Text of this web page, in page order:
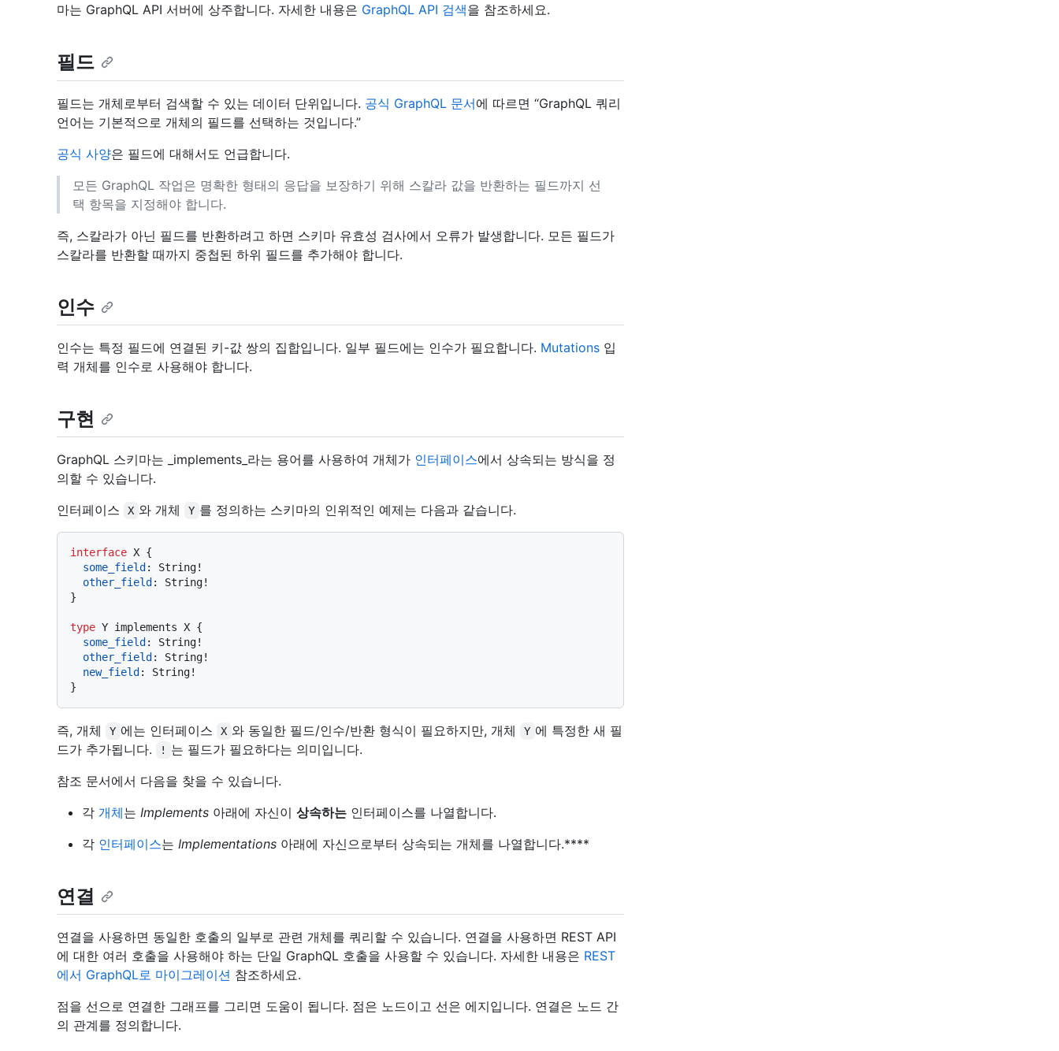
마는 GraphQL API 서버에 상주합니다. 자세한 내용은 GraphQL API 검색을 참조하세요.
필드
필드는 개체로부터 검색할 수 있는 데이터 단위입니다. 공식 GraphQL 문서에 따르면 “GraphQL 쿼리
언어는 기본적으로 개체의 필드를 선택하는 것입니다.”
공식 사양은 필드에 대해서도 언급합니다.
모든 GraphQL 작업은 명확한 형태의 응답을 보장하기 위해 스칼라 값을 반환하는 필드까지 선
택 항목을 지정해야 합니다.
즉, 스칼라가 아닌 필드를 반환하려고 하면 스키마 유효성 검사에서 오류가 발생합니다. 모든 필드가
스칼라를 반환할 때까지 중첩된 하위 필드를 추가해야 합니다.
인수
인수는 특정 필드에 연결된 키-값 쌍의 집합입니다. 일부 필드에는 인수가 필요합니다. Mutations 입
력 개체를 인수로 사용해야 합니다.
구현
GraphQL 스키마는 _implements_라는 용어를 사용하여 개체가 인터페이스에서 상속되는 방식을 정
의할 수 있습니다.
인터페이스
X 와 개체 Y 를 정의하는 스키마의 인위적인 예제는 다음과 같습니다.
interface X {
some_field : String!
other_field : String!
}
type Y implements X {
some_field : String!
other_field : String!
new_field : String!
}
즉, 개체 Y 에는 인터페이스 X 와 동일한 필드/인수/반환 형식이 필요하지만, 개체 Y 에 특정한 새 필
드가 추가됩니다.
!
는 필드가 필요하다는 의미입니다.
참조 문서에서 다음을 찾을 수 있습니다.
각 개체는 Implements 아래에 자신이 상속하는 인터페이스를 나열합니다.
각 인터페이스는 Implementations 아래에 자신으로부터 상속되는 개체를 나열합니다.****
연결
연결을 사용하면 동일한 호출의 일부로 관련 개체를 쿼리할 수 있습니다. 연결을 사용하면 REST API
에 대한 여러 호출을 사용해야 하는 단일 GraphQL 호출을 사용할 수 있습니다. 자세한 내용은 REST
에서 GraphQL로 마이그레이션 참조하세요.
점을 선으로 연결한 그래프를 그리면 도움이 됩니다. 점은 노드이고 선은 에지입니다. 연결은 노드 간
의 관계를 정의합니다.